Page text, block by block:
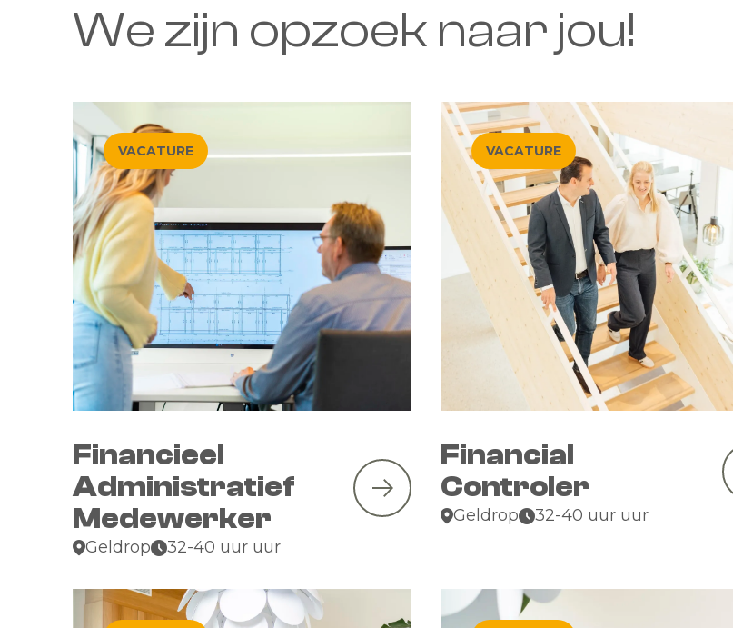
We zijn opzoek naar jou!
VACATURE
Financieel
Administratief
Medewerker
Geldrop 32-40 uur uur
VACATURE
Financial
Controler
Geldrop 32-40 uur uur